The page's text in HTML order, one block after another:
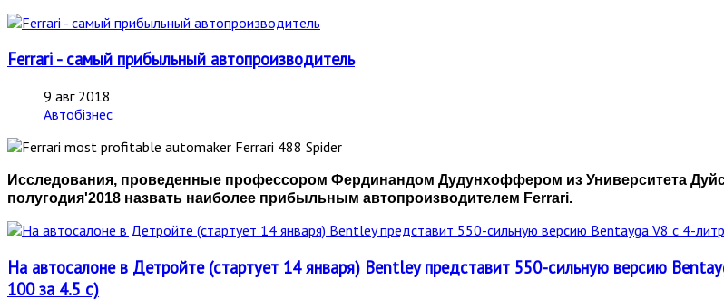
Ferrari - самый прибыльный автопроизводитель
9 авг 2018
Автобізнес
Исследования, проведенные профессором Фердинандом Дудунхоффером из Университета
полугодия'2018 назвать наиболее прибыльным автопроизводителем Ferrari.
На автосалоне в Детройте (стартует 14 января) Bentley представит 550-сильную версию
100 за 4.5 с)